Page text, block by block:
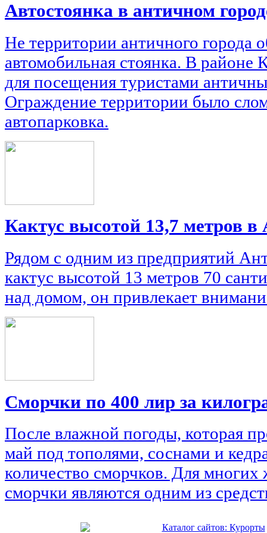
Автостоянка в античном
Не территории античного города
автомобильная стоянка. В районе
для посещения туристами
Ограждение территории было
автопарковка.
Кактус высотой 13,7 метров в
Рядом с одним из предприятий
кактус высотой 13 метров 70
над домом, он привлекает
Сморчки по 400 лир за
После влажной погоды, которая
май под тополями, соснами и
количество сморчков. Для многих
сморчки являются одним из